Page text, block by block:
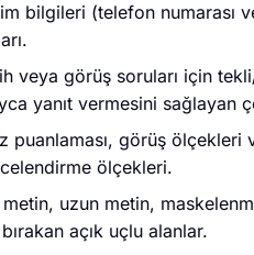
bilgileri (telefon numarası
veya görüş soruları için
yanıt vermesini sağlayan
puanlaması, görüş
ölçekleri.
metin, uzun metin,
açık uçlu alanlar.